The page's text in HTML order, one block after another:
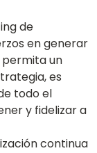
de
en generar
permita un
es
todo el
y fidelizar a
continua